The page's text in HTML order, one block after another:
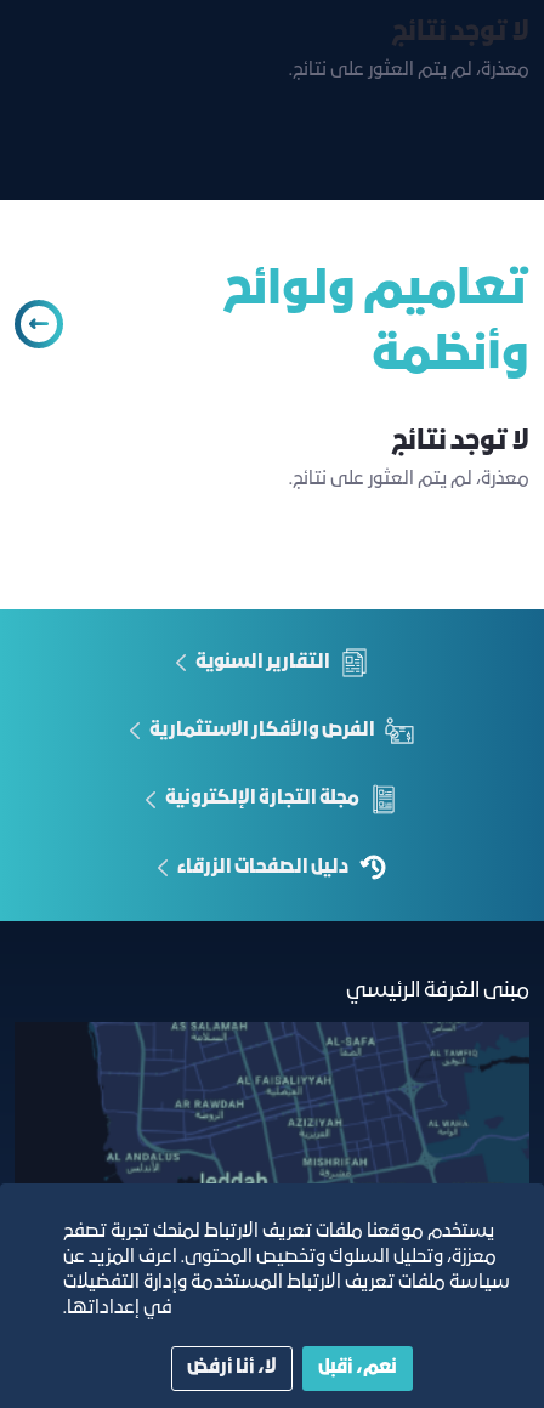
لا توجد نتائج
معذرة، لم يتم العثور على نتائج.
تعاميم ولوائح
وأنظمة
لا توجد نتائج
معذرة، لم يتم العثور على نتائج.
التقارير السنوية
الفرص والأفكار الاستثمارية
مجلة التجارة الإلكترونية
دليل الصفحات الزرقاء
مبنى الغرفة الرئيسي
يستخدم موقعنا ملفات تعريف الارتباط لمنحك تجربة تصفح
معززة، وتحليل السلوك وتخصيص المحتوى. اعرف المزيد عن
سياسة ملفات تعريف الارتباط المستخدمة وإدارة التفضيلات
في إعداداتها.
نعم، أقبل لا، أنا أرفض